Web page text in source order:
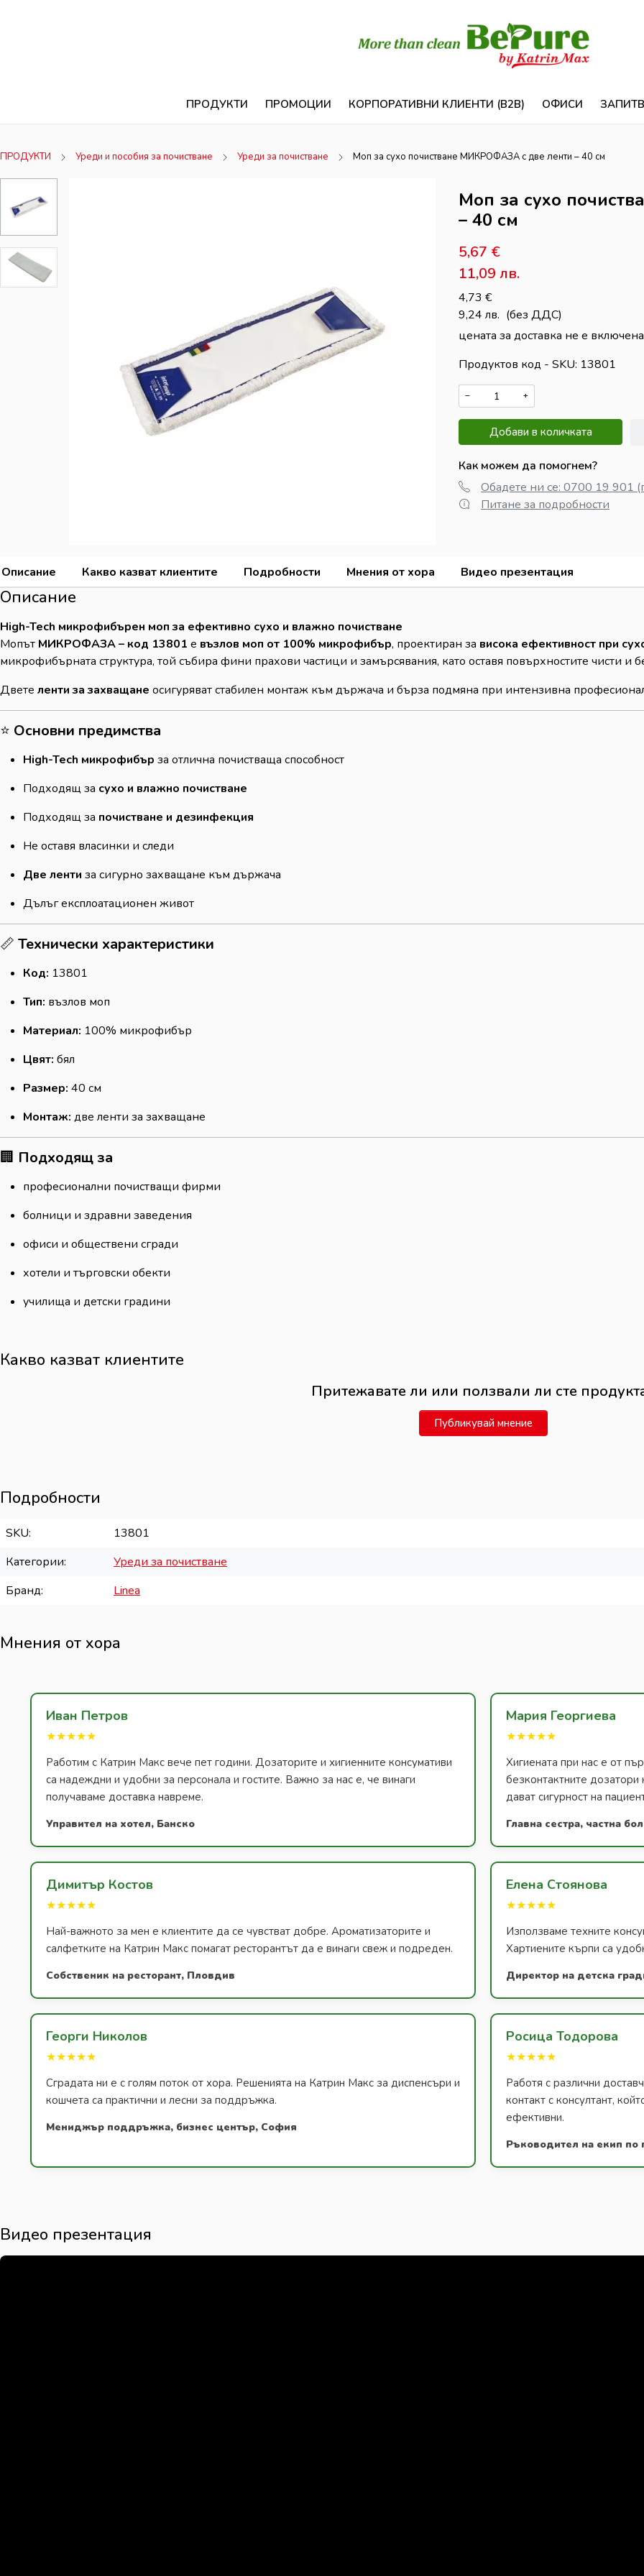
ПРОДУКТИ ПРОМОЦИИ КОРПОРАТИВНИ КЛИЕНТИ (B2B) ОФИСИ
ПРОДУКТИ Уреди и пособия за почистване Уреди за почистване Моп за сухо почистване МИКРОФАЗА с две ленти – 40 см
Моп за сухо
– 40 см
5,67 €
11,09 лв.
4,73 €
9,24 лв. (без ДДС)
цената за доставка не е включена
Продуктов код - SKU 13801
− +
Добави в количката
Как можем да помогнем?
Обадете ни се: 0700 19 901
Питане за подробности
Описание Какво казват клиентите Подробности Мнения от хора Видео презентация
Описание
High-Tech микрофибърен моп за ефективно сухо и влажно почистване
Мопът МИКРОФАЗА – код 13801 е възлов моп от 100% микрофибър, проектиран за висока ефективност при
микрофибърната структура, той събира фини прахови частици и замърсявания, като оставя повърхностите чисти и
Двете ленти за захващане осигуряват стабилен монтаж към държача и бърза подмяна при интензивна
⭐ Основни предимства
High-Tech микрофибър за отлична почистваща способност
Подходящ за сухо и влажно почистване
Подходящ за почистване и дезинфекция
Не оставя власинки и следи
Две ленти за сигурно захващане към държача
Дълъг експлоатационен живот
📏 Технически характеристики
Код: 13801
Тип: възлов моп
Материал: 100% микрофибър
Цвят: бял
Размер: 40 см
Монтаж: две ленти за захващане
🏢 Подходящ за
професионални почистващи фирми
болници и здравни заведения
офиси и обществени сгради
хотели и търговски обекти
училища и детски градини
Какво казват клиентите
Притежавате ли или ползвали ли сте
Публикувай мнение
Подробности
SKU
13801
Категории
Уреди за почистване
Бранд
Linea
Мнения от хора
Иван Петров
★★★★★
Работим с Катрин Макс вече пет години. Дозаторите и хигиенните консумативи
са надеждни и удобни за персонала и гостите. Важно за нас е, че винаги
получаваме доставка навреме.
Управител на хотел, Банско
Мария Георгиева
★★★★★
Хигиената при нас е от
безконтактните дозатори
дават сигурност на
Главна сестра, частна
Димитър Костов
★★★★★
Най-важното за мен е клиентите да се чувстват добре. Ароматизаторите и
салфетките на Катрин Макс помагат ресторантът да е винаги свеж и подреден.
Собственик на ресторант, Пловдив
Елена Стоянова
★★★★★
Използваме техните
Хартиените кърпи са
Директор на детска
Георги Николов
★★★★★
Сградата ни е с голям поток от хора. Решенията на Катрин Макс за диспенсъри и
кошчета са практични и лесни за поддръжка.
Мениджър поддръжка, бизнес център, София
Росица Тодорова
★★★★★
Работя с различни
контакт с консултант,
ефективни.
Ръководител на екип по
Видео презентация